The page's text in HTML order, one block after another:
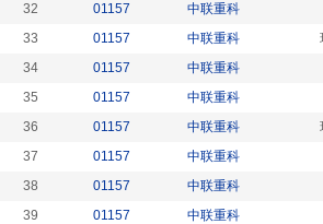
32
01157 中联重科
33
01157 中联重科
34
01157 中联重科
35
01157 中联重科
36
01157 中联重科
37
01157 中联重科
38
01157 中联重科
39
01157 中联重科